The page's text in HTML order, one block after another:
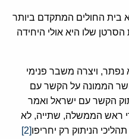
בית החולים המתקדם ביותר
שלו היא אולי היחידה
ויצרה משבר פנימי
הממונה על הקשר עם
הקשר עם ישראל ואמר
ראש הממשלה, שתייה, לא
הניתוק רק יחריפו[2]